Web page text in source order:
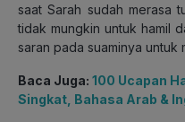
saat Sarah sudah merasa
tidak mungkin untuk hamil
saran pada suaminya untuk
Baca Juga: 100 Ucapan
Singkat, Bahasa Arab &